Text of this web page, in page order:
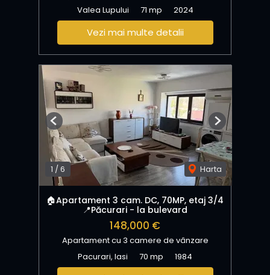
Valea Lupului
71 mp 2024
Vezi mai multe detalii
1 /6 Harta
Previous Next
🏠Apartament 3 cam. DC, 70MP, etaj 3/4
📍Păcurari - la bulevard
148,000 €
Apartament cu 3 camere de vânzare
Pacurari, Iasi
70 mp 1984